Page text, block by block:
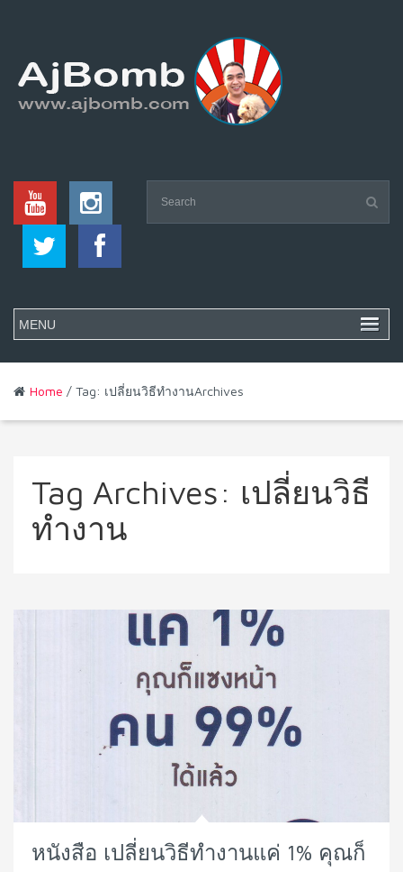
Home / Tag: เปลี่ยนวิธีทำงานArchives
Tag Archives: เปลี่ยนวิธี
ทำงาน
หนังสือ เปลี่ยนวิธีทำงานแค่ 1% คุณก็